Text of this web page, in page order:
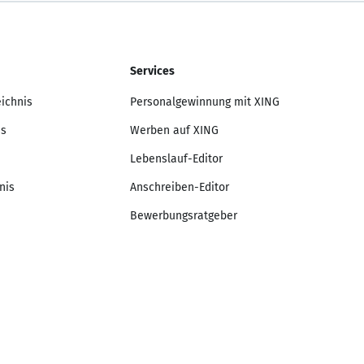
Services
Personalgewinnung mit XING
Werben auf XING
Lebenslauf-Editor
Anschreiben-Editor
Bewerbungsratgeber